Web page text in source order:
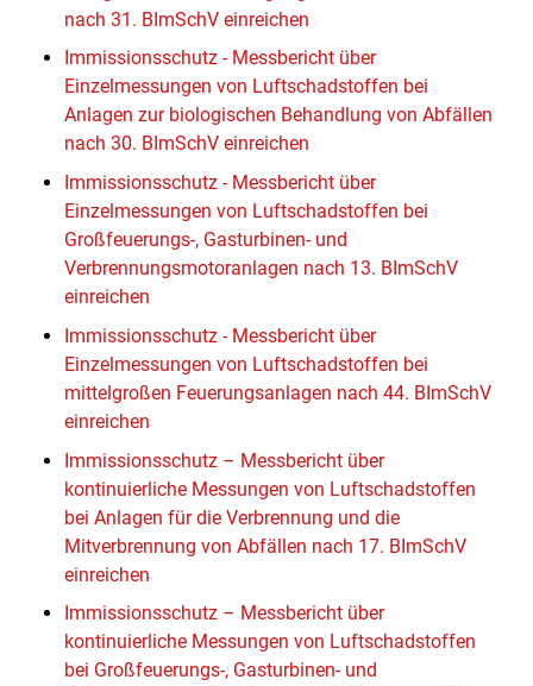
nach 31. BImSchV einreichen
Immissionsschutz - Messbericht über
Einzelmessungen von Luftschadstoffen bei
Anlagen zur biologischen Behandlung von Abfällen
nach 30. BImSchV einreichen
Immissionsschutz - Messbericht über
Einzelmessungen von Luftschadstoffen bei
Großfeuerungs-, Gasturbinen- und
Verbrennungsmotoranlagen nach 13. BImSchV
einreichen
Immissionsschutz - Messbericht über
Einzelmessungen von Luftschadstoffen bei
mittelgroßen Feuerungsanlagen nach 44. BImSchV
einreichen
Immissionsschutz – Messbericht über
kontinuierliche Messungen von Luftschadstoffen
bei Anlagen für die Verbrennung und die
Mitverbrennung von Abfällen nach 17. BImSchV
einreichen
Immissionsschutz – Messbericht über
kontinuierliche Messungen von Luftschadstoffen
bei Großfeuerungs-, Gasturbinen- und